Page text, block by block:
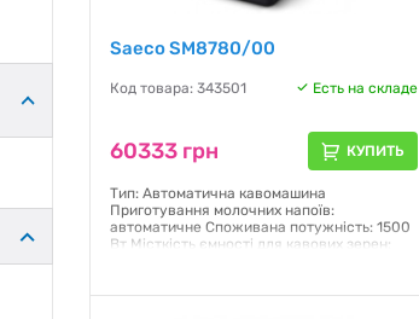
Saeco SM8780/00
Код товара: 343501 Есть на складе
60333 грн КУПИТЬ
Тип: Автоматична кавомашина
Приготування молочних напоїв:
автоматичне Споживана потужність: 1500
Вт Місткість ємності для кавових зерен:
2 шт Кава: в зернах/мелена Налаштування